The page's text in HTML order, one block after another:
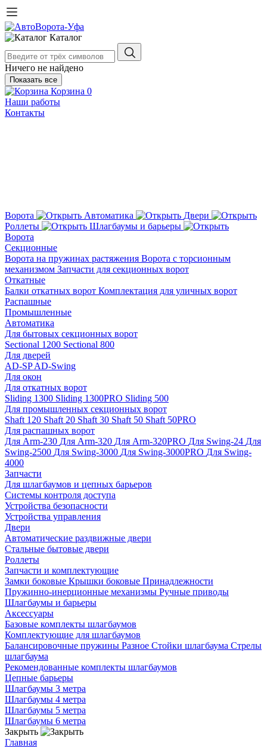
Каталог
Ничего не найдено
Показать все
Корзина 0
Наши работы
Контакты
Ворота Автоматика
Двери
Роллеты
Шлагбаумы и барьеры
Ворота
Секционные
Ворота на пружинах растяжения Ворота с торсионным
механизмом Запчасти для секционных ворот
Откатные
Балки откатных ворот Комплектация для уличных ворот
Распашные
Промышленные
Автоматика
Для бытовых секционных ворот
Sectional 1200 Sectional 800
Для дверей
AD-SPAD-Swing
Для окон
Для откатных ворот
Sliding 1300 Sliding 1300PRO Sliding 500
Для промышленных секционных ворот
Shaft 120 Shaft 20 Shaft 30 Shaft 50 Shaft 50PRO
Для распашных ворот
Для Arm-230 Для Arm-320 Для Arm-320PRO Для Swing-24 Для
Swing-2500 Для Swing-3000 Для Swing-3000PRO Для Swing-
4000
Запчасти
Для шлагбаумов и цепных барьеров
Системы контроля доступа
Устройства безопасности
Устройства управления
Двери
Автоматические раздвижные двери
Стальные бытовые двери
Роллеты
Запчасти и комплектующие
Замки боковые Крышки боковые Принадлежности
Пружинно-инерционные механизмы Ручные приводы
Шлагбаумы и барьеры
Аксессуары
Базовые комплекты шлагбаумов
Комплектующие для шлагбаумов
Балансировочные пружины Разное Стойки шлагбаума Стрелы
шлагбаума
Рекомендованные комплекты шлагбаумов
Цепные барьеры
Шлагбаумы 3 метра
Шлагбаумы 4 метра
Шлагбаумы 5 метра
Шлагбаумы 6 метра
Закрыть
Главная